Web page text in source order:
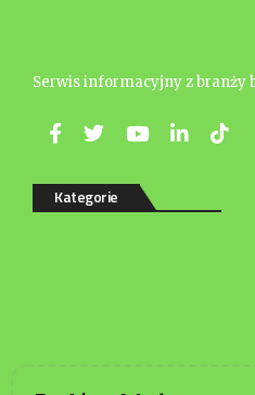
Serwis informacyjny z branży
Kategorie